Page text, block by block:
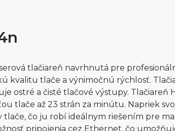
tlačiareň navrhnutá pre
kvalitu tlače a výnimočnú rýchlosť.
ostré a čisté tlačové výstupy. Tlačiareň
tlače až 23 strán za minútu. Napriek
čo ju robí ideálnym riešením pre
pripojenia cez Ethernet, čo